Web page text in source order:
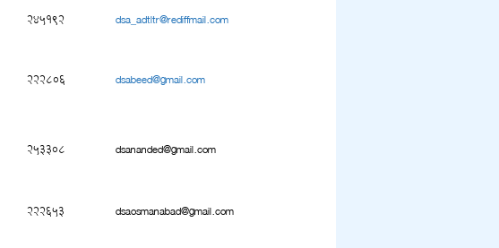
245192 dsa_adtltr@rediffmail.com
222806 dsabeed@gmail.com
253308 dsananded@gmail.com
222653
dsaosmanabad@gmail.com